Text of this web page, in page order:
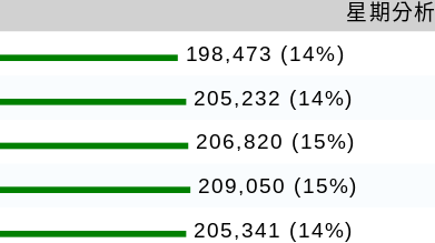
星期分析
198,473 (14%)
205,232 (14%)
206,820 (15%)
209,050 (15%)
205,341 (14%)